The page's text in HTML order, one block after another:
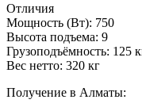
Отличия
Мощность (Вт): 750
Высота подъема: 9
Грузоподъёмность: 125
Вес нетто: 320 кг
Получение в Алматы: